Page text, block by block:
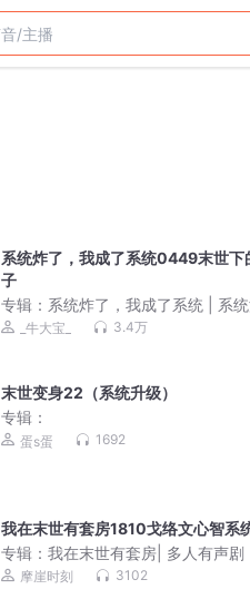
系统炸了，我成了系统0449末世下
子
专辑： 系统炸了，我成了系统 | 系
男卑女尊 | 诸天万界 | 多人有声剧
_牛大宝_ 3.4万
末世变身22（系统升级）
专辑：
蛋s蛋 1692
我在末世有套房1810戈络文心智系
专辑：我在末世有套房| 多人有声剧
摩崖时刻 3102